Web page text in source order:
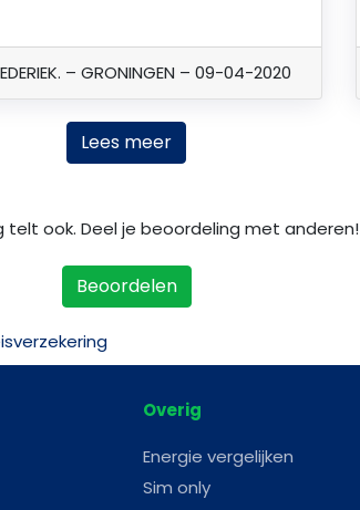
– GRONINGEN – 09-04-2020
Lees meer
telt ook. Deel je beoordeling met anderen!
Beoordelen
Overig
Energie vergelijken
Sim only